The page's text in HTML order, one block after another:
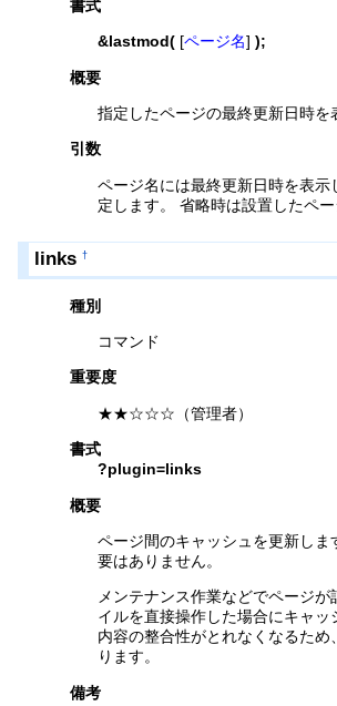
書式
&lastmod( [ページ名]);
概要
指定したページの最終更新日時を
引数
ページ名には最終更新日時を表示
定します。 省略時は設置したペー
links†
種別
コマンド
重要度
★★☆☆☆（管理者）
書式
?plugin=links
概要
ページ間のキャッシュを更新しま
要はありません。
メンテナンス作業などでページが
イルを直接操作した場合にキャッ
内容の整合性がとれなくなるため
ります。
備考